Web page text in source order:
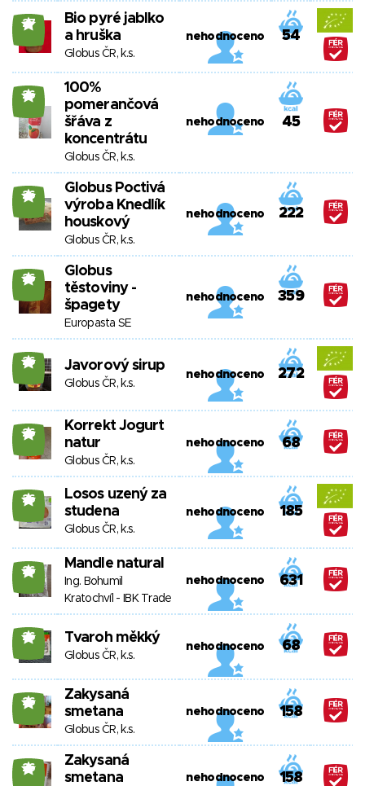
27
Bio pyré jablko
a hruška
Globus ČR, k.s.
nehodnoceno 54
26
100%
pomerančová
šřáva z
koncentrátu
Globus ČR, k.s.
nehodnoceno 45
26
Globus Poctivá
výroba Knedlík
houskový
Globus ČR, k.s.
nehodnoceno 222
26
Globus
těstoviny -
špagety
Europasta SE
nehodnoceno 359
26 Javorový sirup
Globus ČR, k.s.
nehodnoceno 272
26
Korrekt Jogurt
natur
Globus ČR, k.s.
nehodnoceno 68
26
Losos uzený za
studena
Globus ČR, k.s.
nehodnoceno 185
26 Mandle natural
Ing. Bohumil
Kratochvíl - IBK Trade
nehodnoceno 631
26 Tvaroh měkký
Globus ČR, k.s.
nehodnoceno 68
26
Zakysaná
smetana
Globus ČR, k.s.
nehodnoceno 158
26
Zakysaná
smetana
nehodnoceno 158